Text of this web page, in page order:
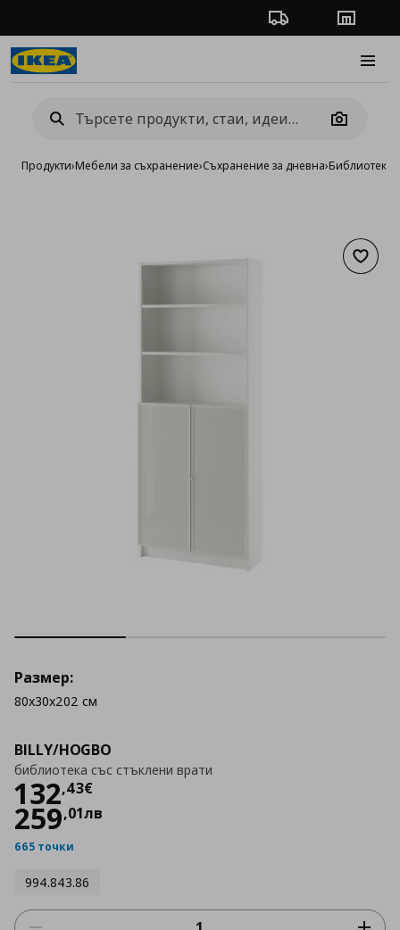
Проследяване на
Camera
Продукти›Мебели за съхранение›Съхранение за дневна›Библиотеки
BILLY/HOGBO
библиотека със стъклени врати
132,43€
Цена
259,01лв
665 точки
994.843.86
Размер:
80x30x202 см